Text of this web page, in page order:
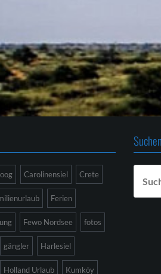
Carolinensiel Crete
Ferien
Fewo Nordsee fotos
gängler Harlesiel
Holland Urlaub Kumköy
Suchen
nach: